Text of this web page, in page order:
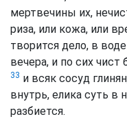
мертвечины их,
риза, или кожа, или
творится дело, в
вечера, и по сих чист
33 и всяк сосуд
внутрь, елика суть в
разбиется.